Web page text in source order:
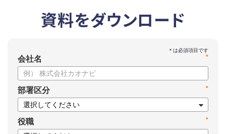
資料をダウンロード
*
会社名
*
部署区分
*
役職